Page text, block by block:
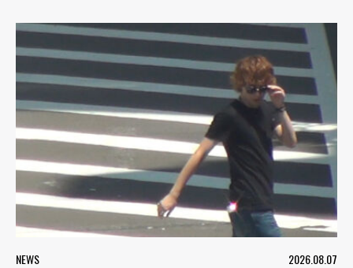
NEWS 2026.08.07